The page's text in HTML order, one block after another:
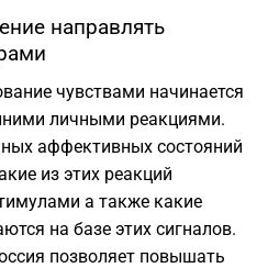
направлять
чувствами начинается
личными реакциями.
аффективных состояний
из этих реакций
а также какие
на базе этих сигналов.
позволяет повышать